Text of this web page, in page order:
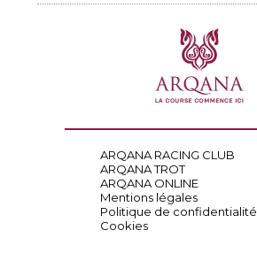
ARQANA RACING CLUB
ARQANA TROT
ARQANA ONLINE
Mentions légales
Politique de confidentialité
Cookies